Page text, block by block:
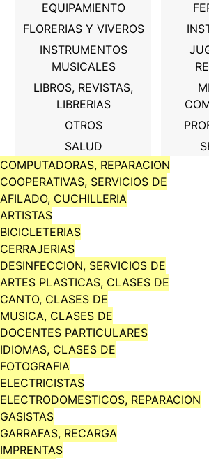
EQUIPAMIENTO
FLORERIAS Y VIVEROS
INSTRUMENTOS
MUSICALES
LIBROS, REVISTAS,
LIBRERIAS
OTROS
SALUD
COMPUTADORAS, REPARACION
COOPERATIVAS, SERVICIOS DE
AFILADO, CUCHILLERIA
ARTISTAS
BICICLETERIAS
CERRAJERIAS
DESINFECCION, SERVICIOS DE
ARTES PLASTICAS, CLASES DE
CANTO, CLASES DE
MUSICA, CLASES DE
DOCENTES PARTICULARES
IDIOMAS, CLASES DE
FOTOGRAFIA
ELECTRICISTAS
ELECTRODOMESTICOS, REPARACION
GASISTAS
GARRAFAS, RECARGA
IMPRENTAS